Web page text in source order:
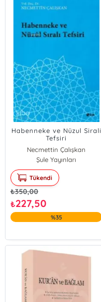
Habenneke ve Nüzul Sirali
Tefsiri
Necmettin Çalışkan
Şule Yayınları
Tükendi
₺350,00
₺227,50
%35